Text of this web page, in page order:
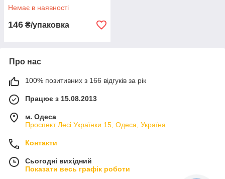
Немає в наявності
146 ₴/упаковка
Про нас
100% позитивних з 166 відгуків за рік
Працює з 15.08.2013
м. Одеса
Проспект Лесі Українки 15, Одеса, Україна
Контакти
Сьогодні вихідний
Показати весь графік роботи